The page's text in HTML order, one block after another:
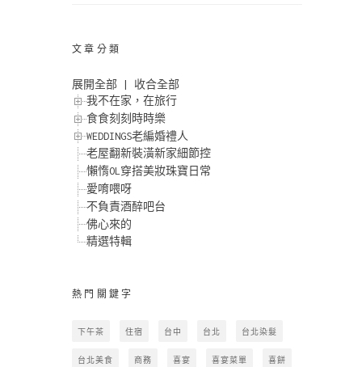
文章分類
展開全部
收合全部
我不在家，在旅行
食食刻刻時時樂
WEDDINGS老編婚禮人
老屋翻新裝潢新家細節控
懶惰OL穿搭美妝珠寶日常
愛唷喂呀
不負責酒醉吧台
佛心來的
精選特輯
熱門關鍵字
下午茶 住宿 台中 台北 台北染髮
台北美食 商務 喜宴 喜宴菜單 喜餅